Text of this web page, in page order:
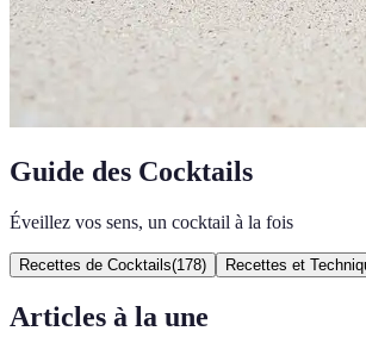
Guide des Cocktails
Éveillez vos sens, un cocktail à la fois
Recettes de Cocktails(178) Recettes et
Articles à la une